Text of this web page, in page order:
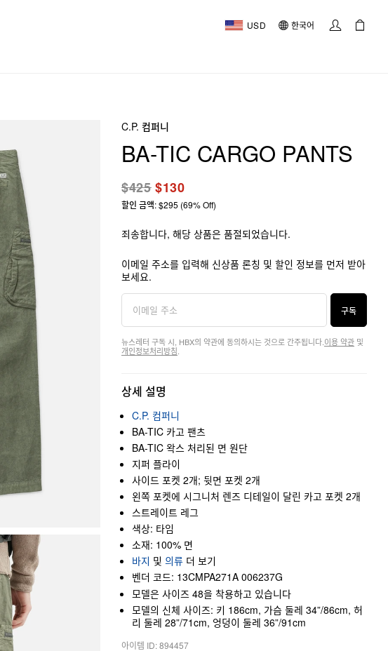
USD 한국어
C.P. 컴퍼니
BA-TIC CARGO PANTS
$425$130
할인 금액: $295 (69% Off)
죄송합니다, 해당 상품은 품절되었습니다.
이메일 주소를 입력해 신상품 론칭 및 할인 정보를 먼저 받아
보세요.
구독
뉴스레터 구독 시, HBX의 약관에 동의하시는 것으로 간주됩니다. 이용 약관 및
개인정보처리방침
상세 설명
C.P. 컴퍼니
BA-TIC 카고 팬츠
BA-TIC 왁스 처리된 면 원단
지퍼 플라이
사이드 포켓 2개; 뒷면 포켓 2개
왼쪽 포켓에 시그니처 렌즈 디테일이 달린 카고 포켓 2개
스트레이트 레그
색상: 타임
소재: 100% 면
바지 및 의류 더 보기
벤더 코드: 13CMPA271A 006237G
모델은 사이즈 48을 착용하고 있습니다
모델의 신체 사이즈: 키 186cm, 가슴 둘레 34”/86cm, 허
리 둘레 28”/71cm, 엉덩이 둘레 36”/91cm
아이템 ID: 894457